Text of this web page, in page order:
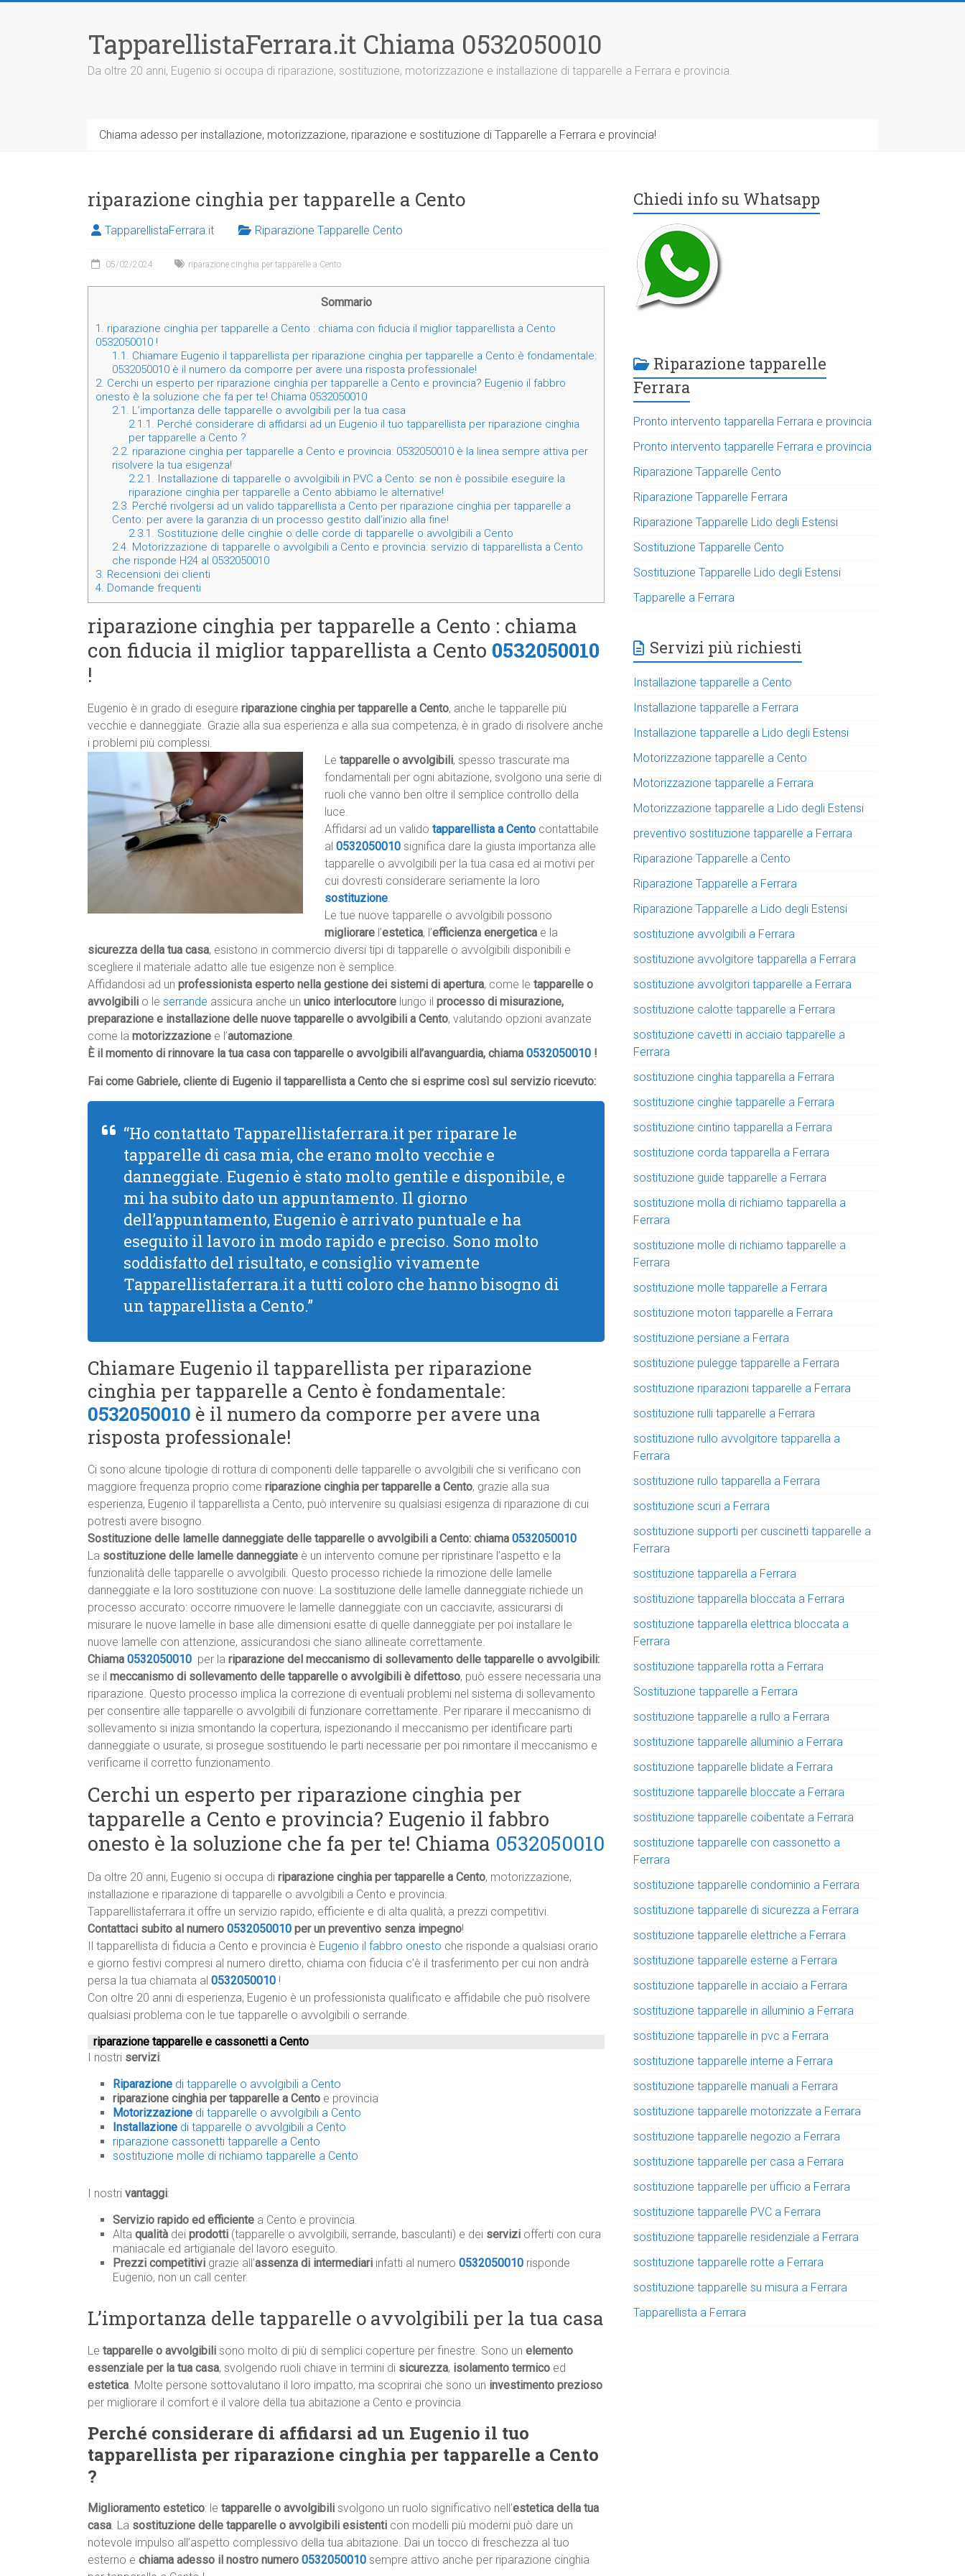
TapparellistaFerrara.it Chiama 0532050010
Da oltre 20 anni, Eugenio si occupa di riparazione, sostituzione, motorizzazione e installazione di tapparelle a Ferrara e provincia.
Chiama adesso per installazione, motorizzazione, riparazione e sostituzione di Tapparelle a Ferrara e provincia!
riparazione cinghia per tapparelle a Cento
TapparellistaFerrara.it Riparazione Tapparelle Cento
05/02/2024 riparazione cinghia per tapparelle a Cento
Sommario
1. riparazione cinghia per tapparelle a Cento : chiama con fiducia il miglior tapparellista a Cento
0532050010 !
1.1. Chiamare Eugenio il tapparellista per riparazione cinghia per tapparelle a Cento è fondamentale:
0532050010 è il numero da comporre per avere una risposta professionale!
2. Cerchi un esperto per riparazione cinghia per tapparelle a Cento e provincia? Eugenio il fabbro
onesto è la soluzione che fa per te! Chiama 0532050010
2.1. L’importanza delle tapparelle o avvolgibili per la tua casa
2.1.1. Perché considerare di affidarsi ad un Eugenio il tuo tapparellista per riparazione cinghia
per tapparelle a Cento ?
2.2. riparazione cinghia per tapparelle a Cento e provincia: 0532050010 è la linea sempre attiva per
risolvere la tua esigenza!
2.2.1. Installazione di tapparelle o avvolgibili in PVC a Cento: se non è possibile eseguire la
riparazione cinghia per tapparelle a Cento abbiamo le alternative!
2.3. Perché rivolgersi ad un valido tapparellista a Cento per riparazione cinghia per tapparelle a
Cento: per avere la garanzia di un processo gestito dall’inizio alla fine!
2.3.1. Sostituzione delle cinghie o delle corde di tapparelle o avvolgibili a Cento
2.4. Motorizzazione di tapparelle o avvolgibili a Cento e provincia: servizio di tapparellista a Cento
che risponde H24 al 0532050010
3. Recensioni dei clienti
4. Domande frequenti
riparazione cinghia per tapparelle a Cento : chiama
con fiducia il miglior tapparellista a Cento 0532050010
!
Eugenio è in grado di eseguire riparazione cinghia per tapparelle a Cento, anche le tapparelle più
vecchie e danneggiate. Grazie alla sua esperienza e alla sua competenza, è in grado di risolvere anche
i problemi più complessi.
Le tapparelle o avvolgibili, spesso trascurate ma
fondamentali per ogni abitazione, svolgono una serie di
ruoli che vanno ben oltre il semplice controllo della
luce.
Affidarsi ad un valido tapparellista a Cento contattabile
al 0532050010 significa dare la giusta importanza alle
tapparelle o avvolgibili per la tua casa ed ai motivi per
cui dovresti considerare seriamente la loro
sostituzione.
Le tue nuove tapparelle o avvolgibili possono
migliorare l’estetica, l’efficienza energetica e la
sicurezza della tua casa, esistono in commercio diversi tipi di tapparelle o avvolgibili disponibili e
scegliere il materiale adatto alle tue esigenze non è semplice.
Affidandosi ad un professionista esperto nella gestione dei sistemi di apertura, come le tapparelle o
avvolgibili o le serrande assicura anche un unico interlocutore lungo il processo di misurazione,
preparazione e installazione delle nuove tapparelle o avvolgibili a Cento, valutando opzioni avanzate
come la motorizzazione e l’automazione.
È il momento di rinnovare la tua casa con tapparelle o avvolgibili all’avanguardia, chiama 0532050010 !
Fai come Gabriele, cliente di Eugenio il tapparellista a Cento che si esprime così sul servizio ricevuto:
“Ho contattato Tapparellistaferrara.it per riparare le
tapparelle di casa mia, che erano molto vecchie e
danneggiate. Eugenio è stato molto gentile e disponibile, e
mi ha subito dato un appuntamento. Il giorno
dell’appuntamento, Eugenio è arrivato puntuale e ha
eseguito il lavoro in modo rapido e preciso. Sono molto
soddisfatto del risultato, e consiglio vivamente
Tapparellistaferrara.it a tutti coloro che hanno bisogno di
un tapparellista a Cento.”
Chiamare Eugenio il tapparellista per riparazione
cinghia per tapparelle a Cento è fondamentale:
0532050010 è il numero da comporre per avere una
risposta professionale!
Ci sono alcune tipologie di rottura di componenti delle tapparelle o avvolgibili che si verificano con
maggiore frequenza proprio come riparazione cinghia per tapparelle a Cento, grazie alla sua
esperienza, Eugenio il tapparellista a Cento, può intervenire su qualsiasi esigenza di riparazione di cui
potresti avere bisogno.
Sostituzione delle lamelle danneggiate delle tapparelle o avvolgibili a Cento: chiama 0532050010
La sostituzione delle lamelle danneggiate è un intervento comune per ripristinare l’aspetto e la
funzionalità delle tapparelle o avvolgibili. Questo processo richiede la rimozione delle lamelle
danneggiate e la loro sostituzione con nuove. La sostituzione delle lamelle danneggiate richiede un
processo accurato: occorre rimuovere le lamelle danneggiate con un cacciavite, assicurarsi di
misurare le nuove lamelle in base alle dimensioni esatte di quelle danneggiate per poi installare le
nuove lamelle con attenzione, assicurandosi che siano allineate correttamente.
Chiama 0532050010 per la riparazione del meccanismo di sollevamento delle tapparelle o avvolgibili:
se il meccanismo di sollevamento delle tapparelle o avvolgibili è difettoso, può essere necessaria una
riparazione. Questo processo implica la correzione di eventuali problemi nel sistema di sollevamento
per consentire alle tapparelle o avvolgibili di funzionare correttamente. Per riparare il meccanismo di
sollevamento si inizia smontando la copertura, ispezionando il meccanismo per identificare parti
danneggiate o usurate, si prosegue sostituendo le parti necessarie per poi rimontare il meccanismo e
verificarne il corretto funzionamento.
Cerchi un esperto per riparazione cinghia per
tapparelle a Cento e provincia? Eugenio il fabbro
onesto è la soluzione che fa per te! Chiama 0532050010
Da oltre 20 anni, Eugenio si occupa di riparazione cinghia per tapparelle a Cento, motorizzazione,
installazione e riparazione di tapparelle o avvolgibili a Cento e provincia.
Tapparellistaferrara.it offre un servizio rapido, efficiente e di alta qualità, a prezzi competitivi.
Contattaci subito al numero 0532050010 per un preventivo senza impegno!
Il tapparellista di fiducia a Cento e provincia è Eugenio il fabbro onesto che risponde a qualsiasi orario
e giorno festivi compresi al numero diretto, chiama con fiducia c’è il trasferimento per cui non andrà
persa la tua chiamata al 0532050010 !
Con oltre 20 anni di esperienza, Eugenio è un professionista qualificato e affidabile che può risolvere
qualsiasi problema con le tue tapparelle o avvolgibili o serrande.
riparazione tapparelle e cassonetti a Cento
I nostri servizi:
Riparazione di tapparelle o avvolgibili a Cento
riparazione cinghia per tapparelle a Cento e provincia
Motorizzazione di tapparelle o avvolgibili a Cento
Installazione di tapparelle o avvolgibili a Cento
riparazione cassonetti tapparelle a Cento
sostituzione molle di richiamo tapparelle a Cento
I nostri vantaggi:
Servizio rapido ed efficiente a Cento e provincia.
Alta qualità dei prodotti (tapparelle o avvolgibili, serrande, basculanti) e dei servizi offerti con cura
maniacale ed artigianale del lavoro eseguito.
Prezzi competitivi grazie all’assenza di intermediari infatti al numero 0532050010 risponde
Eugenio, non un call center.
L’importanza delle tapparelle o avvolgibili per la tua casa
Le tapparelle o avvolgibili sono molto di più di semplici coperture per finestre. Sono un elemento
essenziale per la tua casa, svolgendo ruoli chiave in termini di sicurezza, isolamento termico ed
estetica. Molte persone sottovalutano il loro impatto, ma scoprirai che sono un investimento prezioso
per migliorare il comfort e il valore della tua abitazione a Cento e provincia.
Perché considerare di affidarsi ad un Eugenio il tuo
tapparellista per riparazione cinghia per tapparelle a Cento
?
Miglioramento estetico: le tapparelle o avvolgibili svolgono un ruolo significativo nell’estetica della tua
casa. La sostituzione delle tapparelle o avvolgibili esistenti con modelli più moderni può dare un
notevole impulso all’aspetto complessivo della tua abitazione. Dai un tocco di freschezza al tuo
esterno e chiama adesso il nostro numero 0532050010 sempre attivo anche per riparazione cinghia
Chiedi info su Whatsapp
Riparazione tapparelle
Ferrara
Pronto intervento tapparella Ferrara e provincia
Pronto intervento tapparelle Ferrara e provincia
Riparazione Tapparelle Cento
Riparazione Tapparelle Ferrara
Riparazione Tapparelle Lido degli Estensi
Sostituzione Tapparelle Cento
Sostituzione Tapparelle Lido degli Estensi
Tapparelle a Ferrara
Servizi più richiesti
Installazione tapparelle a Cento
Installazione tapparelle a Ferrara
Installazione tapparelle a Lido degli Estensi
Motorizzazione tapparelle a Cento
Motorizzazione tapparelle a Ferrara
Motorizzazione tapparelle a Lido degli Estensi
preventivo sostituzione tapparelle a Ferrara
Riparazione Tapparelle a Cento
Riparazione Tapparelle a Ferrara
Riparazione Tapparelle a Lido degli Estensi
sostituzione avvolgibili a Ferrara
sostituzione avvolgitore tapparella a Ferrara
sostituzione avvolgitori tapparelle a Ferrara
sostituzione calotte tapparelle a Ferrara
sostituzione cavetti in acciaio tapparelle a
Ferrara
sostituzione cinghia tapparella a Ferrara
sostituzione cinghie tapparelle a Ferrara
sostituzione cintino tapparella a Ferrara
sostituzione corda tapparella a Ferrara
sostituzione guide tapparelle a Ferrara
sostituzione molla di richiamo tapparella a
Ferrara
sostituzione molle di richiamo tapparelle a
Ferrara
sostituzione molle tapparelle a Ferrara
sostituzione motori tapparelle a Ferrara
sostituzione persiane a Ferrara
sostituzione pulegge tapparelle a Ferrara
sostituzione riparazioni tapparelle a Ferrara
sostituzione rulli tapparelle a Ferrara
sostituzione rullo avvolgitore tapparella a
Ferrara
sostituzione rullo tapparella a Ferrara
sostituzione scuri a Ferrara
sostituzione supporti per cuscinetti tapparelle a
Ferrara
sostituzione tapparella a Ferrara
sostituzione tapparella bloccata a Ferrara
sostituzione tapparella elettrica bloccata a
Ferrara
sostituzione tapparella rotta a Ferrara
Sostituzione tapparelle a Ferrara
sostituzione tapparelle a rullo a Ferrara
sostituzione tapparelle alluminio a Ferrara
sostituzione tapparelle blidate a Ferrara
sostituzione tapparelle bloccate a Ferrara
sostituzione tapparelle coibentate a Ferrara
sostituzione tapparelle con cassonetto a
Ferrara
sostituzione tapparelle condominio a Ferrara
sostituzione tapparelle di sicurezza a Ferrara
sostituzione tapparelle elettriche a Ferrara
sostituzione tapparelle esterne a Ferrara
sostituzione tapparelle in acciaio a Ferrara
sostituzione tapparelle in alluminio a Ferrara
sostituzione tapparelle in pvc a Ferrara
sostituzione tapparelle interne a Ferrara
sostituzione tapparelle manuali a Ferrara
sostituzione tapparelle motorizzate a Ferrara
sostituzione tapparelle negozio a Ferrara
sostituzione tapparelle per casa a Ferrara
sostituzione tapparelle per ufficio a Ferrara
sostituzione tapparelle PVC a Ferrara
sostituzione tapparelle residenziale a Ferrara
sostituzione tapparelle rotte a Ferrara
sostituzione tapparelle su misura a Ferrara
Tapparellista a Ferrara